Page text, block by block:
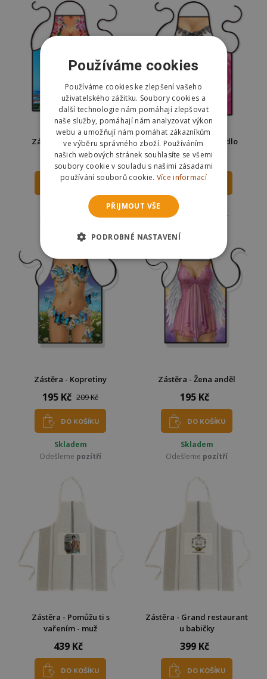
Zástěra - Hawaii girl
195 Kč 209 Kč
DO KOŠÍKU
pozítří
Zástěra - Žena prádlo
195 Kč 209 Kč
Odešleme
pozítří
Zástěra - Kopretiny
195 Kč 209 Kč
DO KOŠÍKU
Skladem
Odešleme pozítří
Zástěra - Žena anděl
195 Kč
DO KOŠÍKU
Skladem
Odešleme pozítří
Zástěra - Pomůžu ti s
vařením - muž
439 Kč
DO KOŠÍKU
Zástěra - Grand restaurant
u babičky
399 Kč
DO KOŠÍKU
Používáme cookies
Používáme cookies ke zlepšení vašeho
uživatelského zážitku. Soubory cookies a
další technologie nám pomáhají zlepšovat
naše služby, pomáhají nám analyzovat výkon
webu a umožňují nám pomáhat zákazníkům
ve výběru správného zboží. Používáním
našich webových stránek souhlasíte se všemi
soubory cookie v souladu s našimi zásadami
používání souborů cookie. Více informací
PŘIJMOUT VŠE
PODROBNÉ NASTAVENÍ